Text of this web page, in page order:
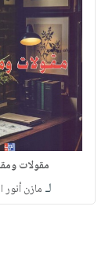
مقولات
لـ مازن أنور